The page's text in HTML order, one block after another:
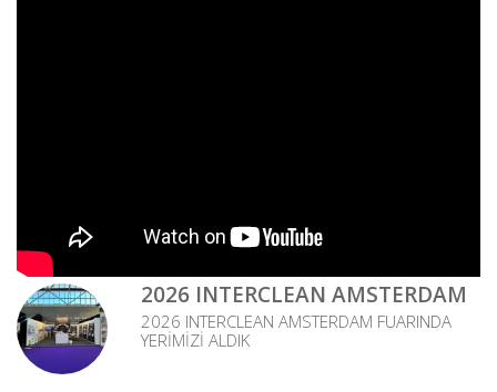
2026 INTERCLEAN AMSTERDAM
2026 INTERCLEAN AMSTERDAM FUARINDA
YERİMİZİ ALDIK